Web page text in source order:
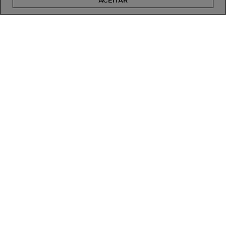
feminina brilha com estilo único. Somos